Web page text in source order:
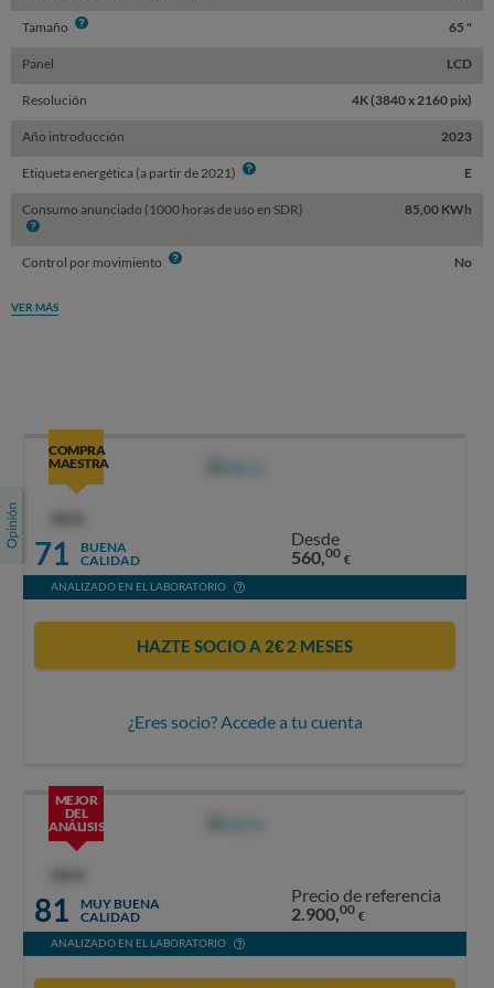
Tamaño Info 65 "
Panel LCD
Resolución 4K (3840 x 2160 pix)
Año introducción 2023
Etiqueta energética (a partir de 2021) Info E
Consumo anunciado (1000 horas de uso en SDR)
Info
85,00 KWh
Control por movimiento Info No
VER MÁS
COMPRA
MAESTRA
71
BUENA
CALIDAD
Desde
560,00 €
ANALIZADO EN EL LABORATORIO
HAZTE SOCIO A 2€ 2 MESES
¿Eres socio? Accede a tu cuenta
MEJOR
DEL
ANÁLISIS
81
MUY BUENA
CALIDAD
Precio de referencia
2.900,00 €
ANALIZADO EN EL LABORATORIO